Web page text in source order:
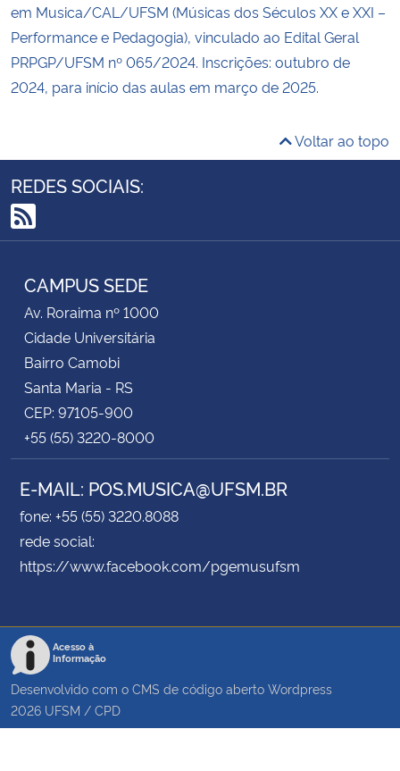
em Musica/CAL/UFSM (Músicas dos Séculos XX e XXI –
Performance e Pedagogia), vinculado ao Edital Geral
PRPGP/UFSM nº 065/2024. Inscrições: outubro de
2024, para início das aulas em março de 2025.
Voltar ao topo
REDES SOCIAIS:
RSS
CAMPUS SEDE
Av. Roraima nº 1000
Cidade Universitária
Bairro Camobi
Santa Maria - RS
CEP: 97105-900
+55 (55) 3220-8000
E-MAIL: POS.MUSICA@UFSM.BR
fone: +55 (55) 3220.8088
rede social:
https://www.facebook.com/pgemusufsm
Acesso à
Informação
Desenvolvido com o CMS de código aberto Wordpress
2026 UFSM / CPD